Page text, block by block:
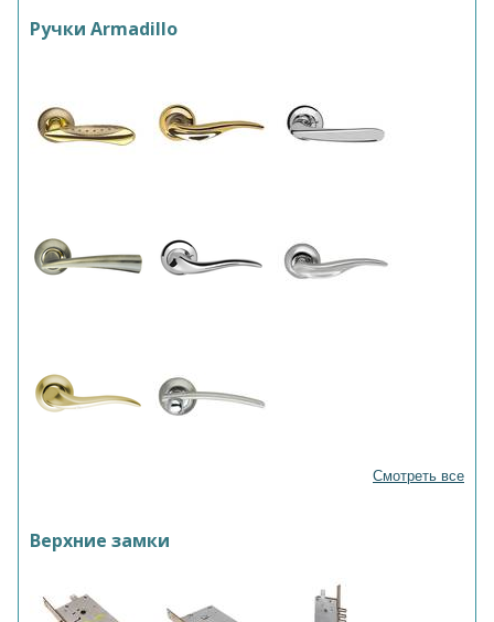
Ручки Armadillo
Смотреть все
Верхние замки